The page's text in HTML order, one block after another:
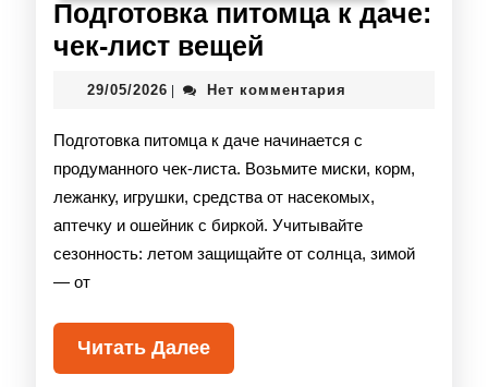
Подготовка питомца к даче:
чек-лист вещей
29/05/2026 Нет комментария
Подготовка питомца к даче начинается с
продуманного чек-листа. Возьмите миски, корм,
лежанку, игрушки, средства от насекомых,
аптечку и ошейник с биркой. Учитывайте
сезонность: летом защищайте от солнца, зимой
— от
Читать Далее